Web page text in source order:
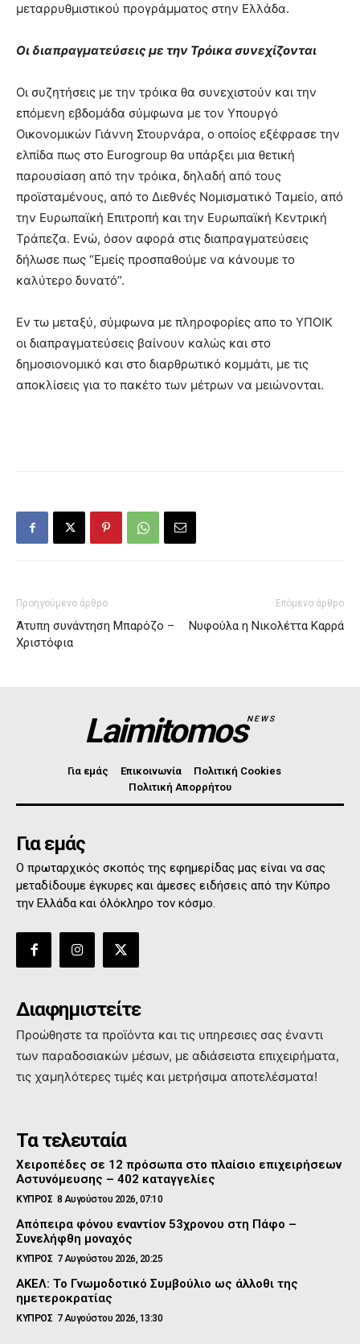
μεταρρυθμιστικού προγράμματος στην Ελλάδα.
Οι διαπραγματεύσεις με την Τρόικα συνεχίζονται
Οι συζητήσεις με την τρόικα θα συνεχιστούν και την
επόμενη εβδομάδα σύμφωνα με τον Υπουργό
Οικονομικών Γιάννη Στουρνάρα, ο οποίος εξέφρασε την
ελπίδα πως στο Eurogroup θα υπάρξει μια θετική
παρουσίαση από την τρόικα, δηλαδή από τους
προϊσταμένους, από το Διεθνές Νομισματικό Ταμείο, από
την Ευρωπαϊκή Επιτροπή και την Ευρωπαϊκή Κεντρική
Τράπεζα. Ενώ, όσον αφορά στις διαπραγματεύσεις
δήλωσε πως “Εμείς προσπαθούμε να κάνουμε το
καλύτερο δυνατό”.
Εν τω μεταξύ, σύμφωνα με πληροφορίες απο το ΥΠΟΙΚ
οι διαπραγματεύσεις βαίνουν καλώς και στο
δημοσιονομικό και στο διαρθρωτικό κομμάτι, με τις
αποκλίσεις για το πακέτο των μέτρων να μειώνονται.
Προηγούμενο άρθρο
Άτυπη συνάντηση Μπαρόζο –
Χριστόφια
Επόμενο άρθρο
Νυφούλα η Νικολέττα Καρρά
LaimitomosNEWS
Για εμάς Επικοινωνία
Πολιτική Cookies
Πολιτική Απορρήτου
Για εμάς
Ο πρωταρχικός σκοπός της εφημερίδας μας είναι να σας
μεταδίδουμε έγκυρες και άμεσες ειδήσεις από την Κύπρο
την Ελλάδα και όλόκληρο τον κόσμο.
Διαφημιστείτε
Προώθηστε τα προϊόντα και τις υπηρεσιες σας έναντι
των παραδοσιακών μέσων, με αδιάσειστα επιχειρήματα,
τις χαμηλότερες τιμές και μετρήσιμα αποτελέσματα!
Τα τελευταία
Χειροπέδες σε 12 πρόσωπα στο πλαίσιο επιχειρήσεων
Αστυνόμευσης – 402 καταγγελίες
ΚΥΠΡΟΣ 8 Αυγούστου 2026, 07:10
Απόπειρα φόνου εναντίον 53χρονου στη Πάφο –
Συνελήφθη μοναχός
ΚΥΠΡΟΣ 7 Αυγούστου 2026, 20:25
ΑΚΕΛ: Το Γνωμοδοτικό Συμβούλιο ως άλλοθι της
ημετεροκρατίας
ΚΥΠΡΟΣ 7 Αυγούστου 2026, 13:30